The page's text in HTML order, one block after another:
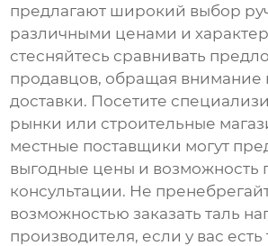
предлагают широкий выбор
различными ценами и
стесняйтесь сравнивать
продавцов, обращая внимание
доставки. Посетите
рынки или строительные
местные поставщики могут
выгодные цены и возможность
консультации. Не
возможностью заказать таль
производителя, если у вас есть